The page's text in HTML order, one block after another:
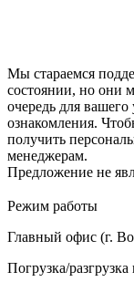
Мы стараемся
состоянии, но они
очередь для вашего
ознакомления.
получить
менеджерам.
Предложение не
Режим работы
Главный офис (г.
Погрузка/